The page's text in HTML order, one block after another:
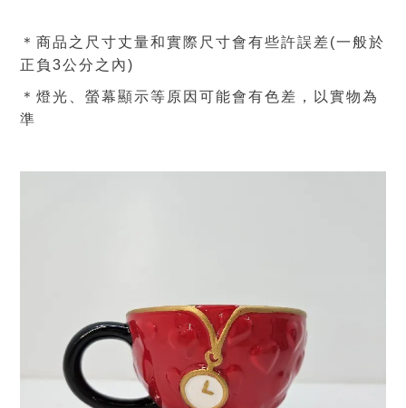
＊ 商品之尺寸丈量和實際尺寸會有些許誤差(一般於
正負3公分之內)
＊燈光、螢幕顯示等原因可能會有色差，以實物為
準